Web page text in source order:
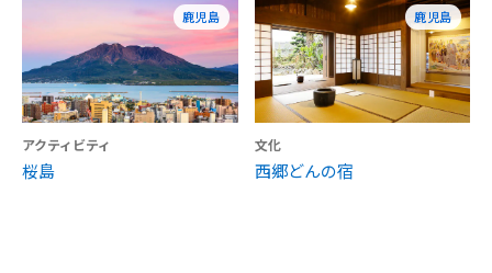
鹿児島
アクティビティ
桜島
鹿児島
文化
西郷どんの宿